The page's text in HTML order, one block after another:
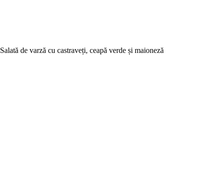
Salată de varză cu castraveți, ceapă verde și maioneză